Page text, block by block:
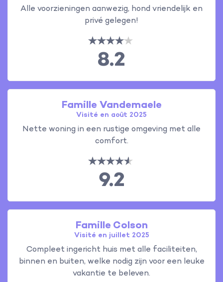
Alle voorzieningen aanwezig, hond vriendelijk en
privé gelegen!
8.2
Famille Vandemaele
Visité en août 2025
Nette woning in een rustige omgeving met alle
comfort.
9.2
Famille Colson
Visité en juillet 2025
Compleet ingericht huis met alle faciliteiten,
binnen en buiten, welke nodig zijn voor een leuke
vakantie te beleven.